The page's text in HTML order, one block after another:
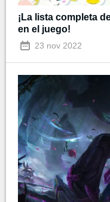
¡La lista completa
en el juego!
23 nov 2022